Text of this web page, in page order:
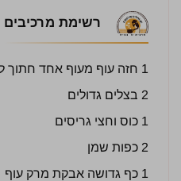
רשימת מרכיבים
1 חזה עוף מעוף אחד חתוך לקוביות
2 בצלים גדולים
1 כוס וחצי גריסים
2 כפות שמן
1 כף גדושה אבקת מרק עוף